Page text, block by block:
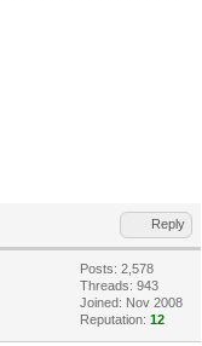
Reply
Posts: 2,578
Threads: 943
Joined: Nov 2008
Reputation: 12